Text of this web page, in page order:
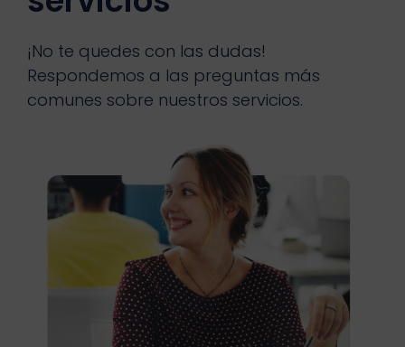
¡No te quedes con las dudas!
Respondemos a las preguntas más
comunes sobre nuestros servicios.